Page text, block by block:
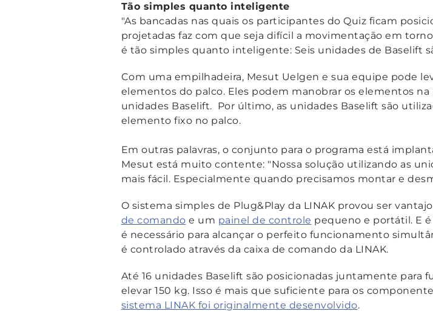
Tão simples quanto inteligente
"As bancadas nas quais os participantes do Quiz ficam
projetadas faz com que seja difícil a movimentação em
é tão simples quanto inteligente: Seis unidades de Baselift
Com uma empilhadeira, Mesut Uelgen e sua equipe pode
elementos do palco. Eles podem manobrar os elementos
unidades Baselift. Por último, as unidades Baselift são
elemento fixo no palco.
Em outras palavras, o conjunto para o programa está
Mesut está muito contente: "Nossa solução utilizando as
mais fácil. Especialmente quando precisamos montar e
O sistema simples de Plug&Play da LINAK provou ser
de comando e um painel de controle pequeno e portátil. E
é necessário para alcançar o perfeito funcionamento
é controlado através da caixa de comando da LINAK.
Até 16 unidades Baselift são posicionadas juntamente para
elevar 150 kg. Isso é mais que suficiente para os
sistema LINAK foi originalmente desenvolvido.